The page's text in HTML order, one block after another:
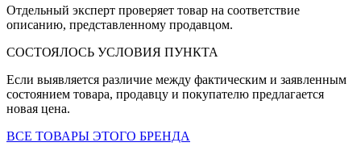
Отдельный эксперт проверяет товар на соответствие
описанию, представленному продавцом.
СОСТОЯЛОСЬ УСЛОВИЯ ПУНКТА
Если выявляется различие между фактическим и заявленным
состоянием товара, продавцу и покупателю предлагается
новая цена.
ВСЕ ТОВАРЫ ЭТОГО БРЕНДА